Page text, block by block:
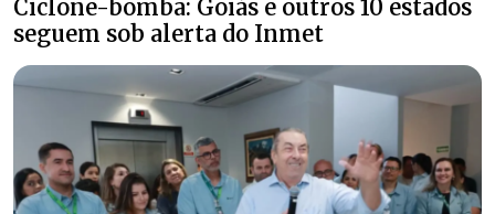
Ciclone-bomba: Goiás e outros 10 estados
seguem sob alerta do Inmet